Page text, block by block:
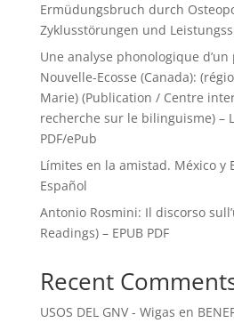
Ermüdungsbruch durch
Zyklusstörungen und
Une analyse phonologique
Nouvelle-Ecosse (Canada):
Marie) (Publication / Centre
recherche sur le bilinguisme) –
PDF/ePub
Límites en la amistad. México y
Español
Antonio Rosmini: Il discorso
Readings) – EPUB PDF
Recent
USOS DEL GNV - Wigas en